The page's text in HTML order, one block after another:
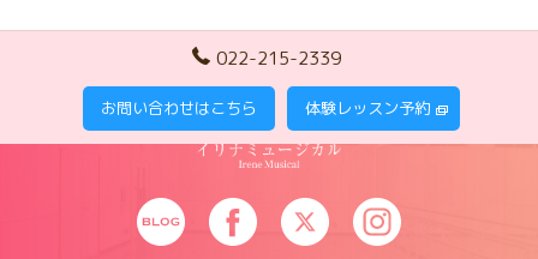
022-215-2339
お問い合わせはこちら 体験レッスン予約